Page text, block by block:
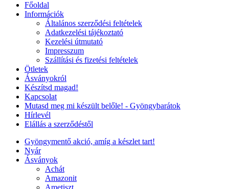
Főoldal
Információk
Általános szerződési feltételek
Adatkezelési tájékoztató
Kezelési útmutató
Impresszum
Szállítási és fizetési feltételek
Ötletek
Ásványokról
Készítsd magad!
Kapcsolat
Mutasd meg mi készült belőle! - Gyöngybarátok
Hírlevél
Elállás a szerződéstől
Gyöngymentő akció, amíg a készlet tart!
Nyár
Ásványok
Achát
Amazonit